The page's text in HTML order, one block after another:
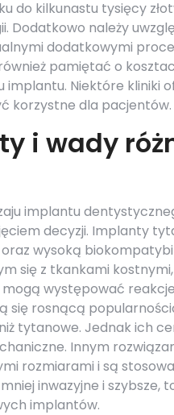
do kilkunastu tysięcy
Dodatkowo należy
dodatkowymi
pamiętać o
implantu. Niektóre kliniki
korzystne dla pacjentów.
i wady
implantu
decyzji. Implanty
wysoką
się z tkankami
występować
rosnącą
tytanowe. Jednak ich
Innym
rozmiarami i są
inwazyjne i
implantów.